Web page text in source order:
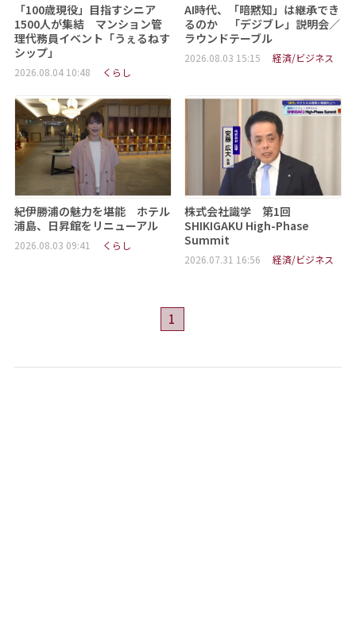
「100歳現役」目指すシニア
1500人が集結 マンション管
理代務員イベント「うぇるねす
シップ」
2026.08.04 10:48 くらし
AI時代、「暗黙知」は継承でき
るのか 「デジブレ」説明会／
ラウンドテーブル
2026.08.03 15:15 経済/ビジネス
紀伊勝浦の魅力を堪能 ホテル
浦島、日昇館をリニューアル
2026.08.03 09:41 くらし
株式会社識学 第1回
SHIKIGAKU High-Phase
Summit
2026.07.31 16:56 経済/ビジネス
1